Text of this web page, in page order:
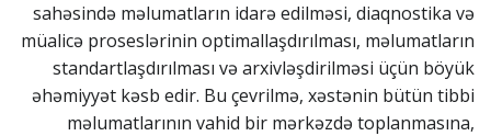
sahəsində məlumatların idarə edilməsi, diaqnostika və
müalicə proseslərinin optimallaşdırılması, məlumatların
standartlaşdırılması və arxivləşdirilməsi üçün böyük
əhəmiyyət kəsb edir. Bu çevrilmə, xəstənin bütün tibbi
məlumatlarının vahid bir mərkəzdə toplanmasına,